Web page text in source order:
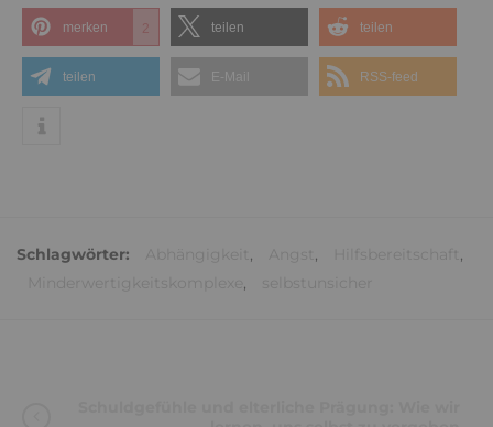
merken 2 teilen teilen
teilen E-Mail RSS-feed
Schlagwörter: , ,
,
,